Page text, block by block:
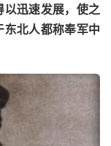
以迅速发展，使之
北人都称奉军中